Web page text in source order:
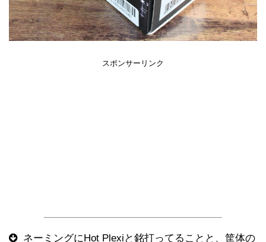
スポンサーリンク
ネーミングにHot Plexiと銘打ってることと、筐体の